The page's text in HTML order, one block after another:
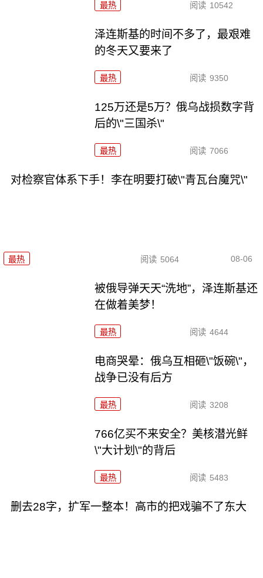
最热 阅读 10542
泽连斯基的时间不多了，最艰难
的冬天又要来了
最热 阅读 9350
125万还是5万？俄乌战损数字背
后的\"三国杀\"
最热 阅读 7066
对检察官体系下手！李在明要打破\"青瓦台魔咒\"
最热 阅读 5064 08-06
被俄导弹天天“洗地”，泽连斯基还
在做着美梦！
最热 阅读 4644
电商哭晕：俄乌互相砸\"饭碗\"，
战争已没有后方
最热 阅读 3208
766亿买不来安全？美核潜光鲜
\"大计划\"的背后
最热 阅读 5483
删去28字，扩军一整本！高市的把戏骗不了东大